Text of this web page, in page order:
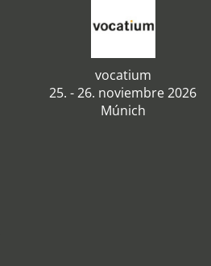
vocatium
25. - 26. noviembre 2026
Múnich